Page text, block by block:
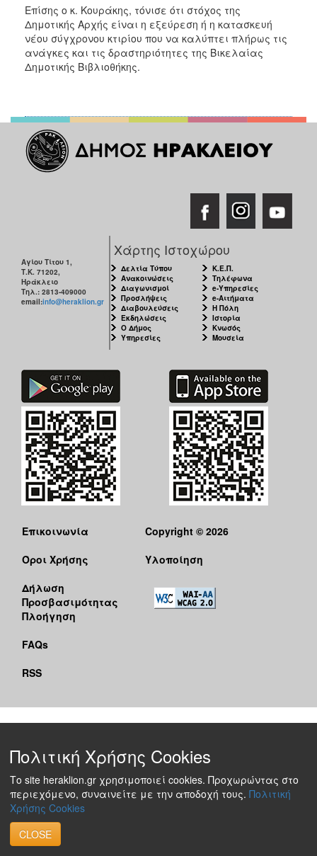
Επίσης ο κ. Κουράκης, τόνισε ότι στόχος της
Δημοτικής Αρχής είναι η εξεύρεση ή η κατασκευή
νέου σύγχρονου κτιρίου που να καλύπτει πλήρως τις
ανάγκες και τις δραστηριότητες της Βικελαίας
Δημοτικής Βιβλιοθήκης.
Αγίου Τίτου 1,
Τ.Κ. 71202,
Ηράκλειο
Τηλ.: 2813-409000
email:info@heraklion.gr
Χάρτης Ιστοχώρου
Δελτία Τύπου
Ανακοινώσεις
Διαγωνισμοί
Προσλήψεις
Διαβουλεύσεις
Εκδηλώσεις
Ο Δήμος
Υπηρεσίες
Κ.Ε.Π.
Τηλέφωνα
e-Υπηρεσίες
e-Αιτήματα
Η Πόλη
Ιστορία
Κνωσός
Μουσεία
Επικοινωνία
Όροι Χρήσης
Δήλωση
Προσβασιμότητας
Πλοήγηση
FAQs
RSS
Copyright © 2026
Υλοποίηση
Πολιτική Χρήσης Cookies
Το site heraklion.gr χρησιμοποιεί cookies. Προχωρώντας στο
περιεχόμενο, συναινείτε με την αποδοχή τους. Πολιτική
Χρήσης Cookies
CLOSE